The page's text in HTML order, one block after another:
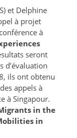
et Delphine
à projet
à
seront
d’évaluation
ils ont obtenu
appels à
à Singapour.
in the
in